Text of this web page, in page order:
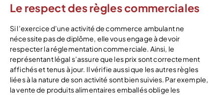
Le respect des règles commerciales
Si l’exercice d’une activité de commerce ambulant ne
nécessite pas de diplôme, elle vous engage à devoir
respecter la réglementation commerciale. Ainsi, le
représentant légal s’assure que les prix sont correctement
affichés et tenus à jour. Il vérifie aussi que les autres règles
liées à la nature de son activité sont bien suivies. Par exemple,
la vente de produits alimentaires emballés oblige les